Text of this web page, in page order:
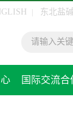
东北盐
国际交流合